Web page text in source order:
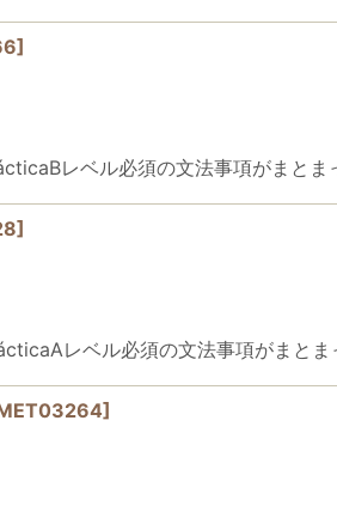
]
レベル必須の文法事項がまと
]
レベル必須の文法事項がまと
]